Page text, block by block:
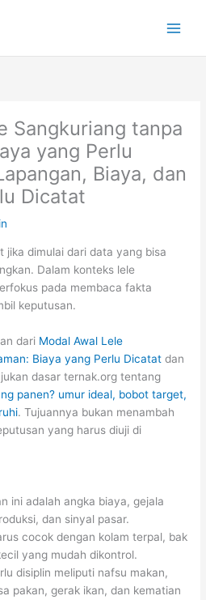
Sangkuriang tanpa
yang Perlu
Biaya, dan
Dicatat
jika dimulai dari data yang bisa
Dalam konteks lele
pada membaca fakta
keputusan.
dari Modal Awal Lele
Biaya yang Perlu Dicatat dan
dasar ternak.org tentang
panen? umur ideal, bobot target,
. Tujuannya bukan menambah
yang harus diuji di
ini adalah angka biaya, gejala
dan sinyal pasar.
cocok dengan kolam terpal, bak
yang mudah dikontrol.
disiplin meliputi nafsu makan,
pakan, gerak ikan, dan kematian